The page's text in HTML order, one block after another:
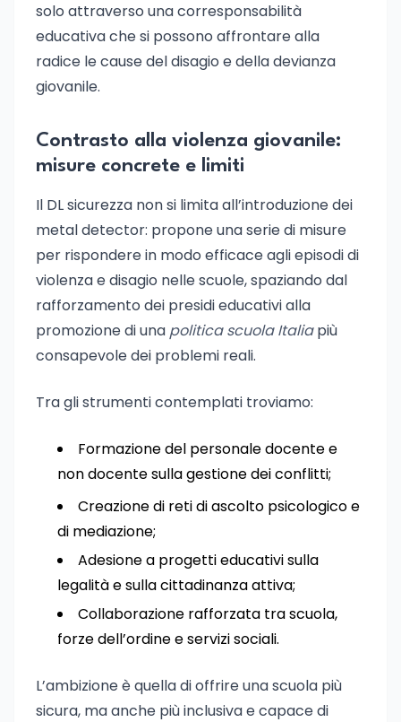
solo attraverso una corresponsabilità
educativa che si possono affrontare alla
radice le cause del disagio e della devianza
giovanile.
Contrasto alla violenza giovanile:
misure concrete e limiti
Il DL sicurezza non si limita all’introduzione dei
metal detector: propone una serie di misure
per rispondere in modo efficace agli episodi di
violenza e disagio nelle scuole, spaziando dal
rafforzamento dei presidi educativi alla
promozione di una politica scuola Italiapiù
consapevole dei problemi reali.
Tra gli strumenti contemplati troviamo:
Formazione del personale docente e
non docente sulla gestione dei conflitti;
Creazione di reti di ascolto psicologico e
di mediazione;
Adesione a progetti educativi sulla
legalità e sulla cittadinanza attiva;
Collaborazione rafforzata tra scuola,
forze dell’ordine e servizi sociali.
L’ambizione è quella di offrire una scuola più
sicura, ma anche più inclusiva e capace di